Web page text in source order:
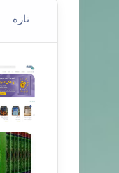
تازه